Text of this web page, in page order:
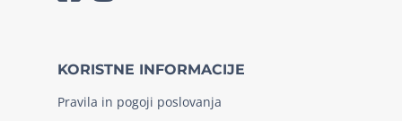
KORISTNE INFORMACIJE
Pravila in pogoji poslovanja